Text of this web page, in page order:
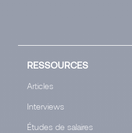
RESSOURCES
Articles
Interviews
Études de salaires